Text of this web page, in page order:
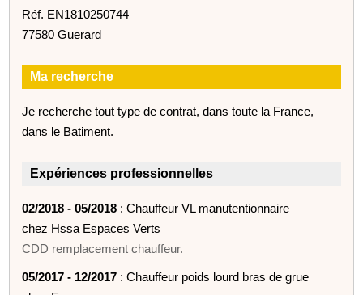
Réf. EN1810250744
77580 Guerard
Ma recherche
Je recherche tout type de contrat, dans toute la France,
dans le Batiment.
Expériences professionnelles
02/2018 - 05/2018 : Chauffeur VL manutentionnaire
chez Hssa Espaces Verts
CDD remplacement chauffeur.
05/2017 - 12/2017 : Chauffeur poids lourd bras de grue